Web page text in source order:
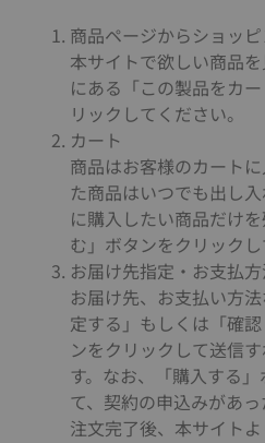
商品ページからショッ
本サイトで欲しい商品
にある「この製品をカ
リックしてください。
カート
商品はお客様のカート
た商品はいつでも出し
に購入したい商品だけ
む」ボタンをクリックし
お届け先指定・お支払
お届け先、お支払い方
定する」もしくは「確
ンをクリックして送信
す。なお、「購入する
て、契約の申込みがあ
注文完了後、本サイト